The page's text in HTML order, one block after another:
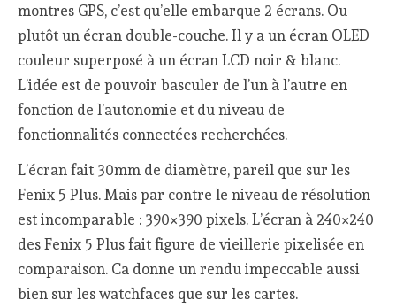
montres GPS, c’est qu’elle embarque 2 écrans. Ou
plutôt un écran double-couche. Il y a un écran OLED
couleur superposé à un écran LCD noir & blanc.
L’idée est de pouvoir basculer de l’un à l’autre en
fonction de l’autonomie et du niveau de
fonctionnalités connectées recherchées.
L’écran fait 30mm de diamètre, pareil que sur les
Fenix 5 Plus. Mais par contre le niveau de résolution
est incomparable : 390×390 pixels. L’écran à 240×240
des Fenix 5 Plus fait figure de vieillerie pixelisée en
comparaison. Ca donne un rendu impeccable aussi
bien sur les watchfaces que sur les cartes.